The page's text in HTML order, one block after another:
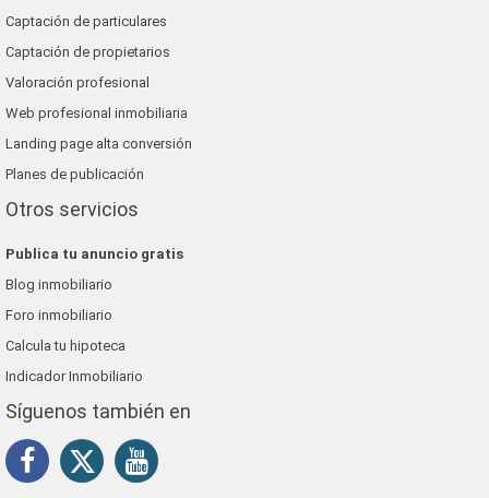
Captación de particulares
Captación de propietarios
Valoración profesional
Web profesional inmobiliaria
Landing page alta conversión
Planes de publicación
Otros servicios
Publica tu anuncio gratis
Blog inmobiliario
Foro inmobiliario
Calcula tu hipoteca
Indicador Inmobiliario
Síguenos también en